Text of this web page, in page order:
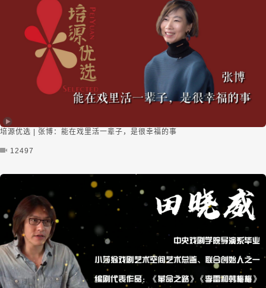
培源优选 | 张博：能在戏里活一辈子，是很幸福的事
12497